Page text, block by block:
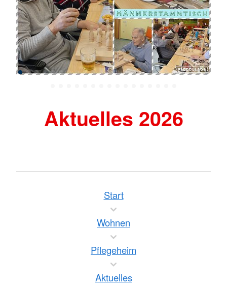
Aktuelles 2026
Start
Wohnen
Pflegeheim
Aktuelles